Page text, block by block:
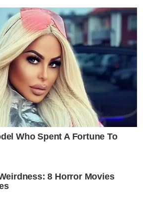
Who Spent A Fortune To
8 Horror Movies